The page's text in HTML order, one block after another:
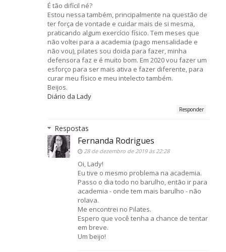
É tão difícil né?
Estou nessa também, principalmente na questão de
ter força de vontade e cuidar mais de si mesma,
praticando algum exercício físico. Tem meses que
não voltei para a academia (pago mensalidade e
não vou), pilates sou doida para fazer, minha
defensora faz e é muito bom. Em 2020 vou fazer um
esforço para ser mais ativa e fazer diferente, para
curar meu físico e meu intelecto também.
Beijos.
Diário da Lady
Responder
Respostas
Fernanda Rodrigues
28 de dezembro de 2019 às 22:28
Oi, Lady!
Eu tive o mesmo problema na academia.
Passo o dia todo no barulho, então ir para
academia - onde tem mais barulho - não
rolava.
Me encontrei no Pilates.
Espero que você tenha a chance de tentar
em breve.
Um beijo!